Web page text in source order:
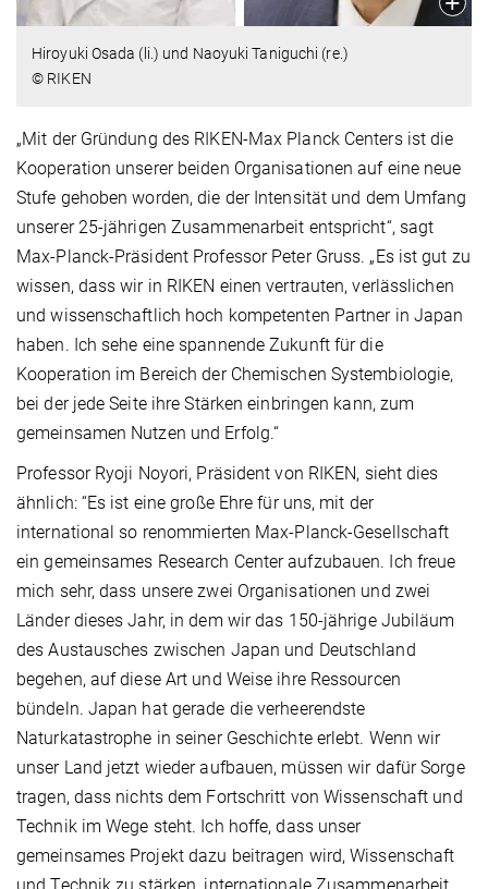
Hiroyuki Osada (li.) und Naoyuki Taniguchi (re.)
© RIKEN
„Mit der Gründung des RIKEN-Max Planck Centers ist die
Kooperation unserer beiden Organisationen auf eine neue
Stufe gehoben worden, die der Intensität und dem Umfang
unserer 25-jährigen Zusammenarbeit entspricht“, sagt
Max-Planck-Präsident Professor Peter Gruss. „Es ist gut zu
wissen, dass wir in RIKEN einen vertrauten, verlässlichen
und wissenschaftlich hoch kompetenten Partner in Japan
haben. Ich sehe eine spannende Zukunft für die
Kooperation im Bereich der Chemischen Systembiologie,
bei der jede Seite ihre Stärken einbringen kann, zum
gemeinsamen Nutzen und Erfolg.“
Professor Ryoji Noyori, Präsident von RIKEN, sieht dies
ähnlich: “Es ist eine große Ehre für uns, mit der
international so renommierten Max-Planck-Gesellschaft
ein gemeinsames Research Center aufzubauen. Ich freue
mich sehr, dass unsere zwei Organisationen und zwei
Länder dieses Jahr, in dem wir das 150-jährige Jubiläum
des Austausches zwischen Japan und Deutschland
begehen, auf diese Art und Weise ihre Ressourcen
bündeln. Japan hat gerade die verheerendste
Naturkatastrophe in seiner Geschichte erlebt. Wenn wir
unser Land jetzt wieder aufbauen, müssen wir dafür Sorge
tragen, dass nichts dem Fortschritt von Wissenschaft und
Technik im Wege steht. Ich hoffe, dass unser
gemeinsames Projekt dazu beitragen wird, Wissenschaft